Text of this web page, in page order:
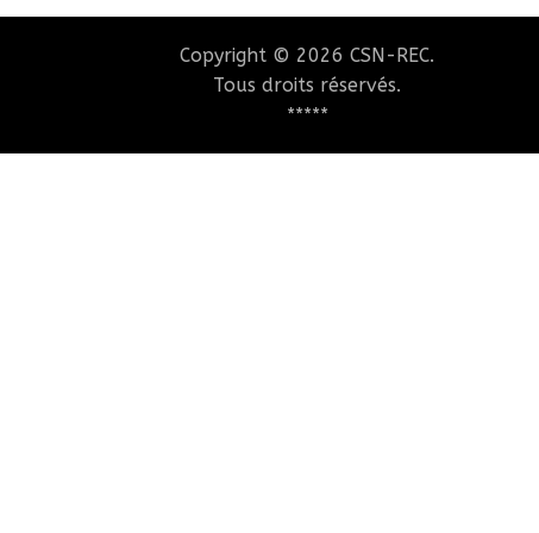
Copyright © 2026 CSN-REC.
Tous droits réservés.
*****